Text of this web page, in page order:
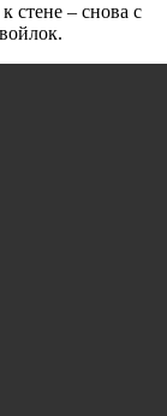
стене – снова с